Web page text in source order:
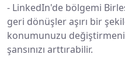
- LinkedIn'de bölgemi
geri dönüşler aşırı bir
konumunuzu
şansınızı arttırabilir.